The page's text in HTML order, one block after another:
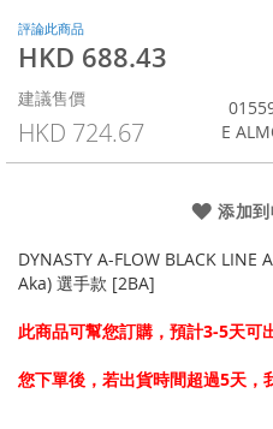
評論此商品
特
價
格
HKD 688.43
建議售價
HKD 724.67
E
添加
DYNASTY A-FLOW BLACK
Aka) 選手款 [2BA]
此商品可幫您訂購，預計3-5天可
您下單後，若出貨時間超過5天，
gallery